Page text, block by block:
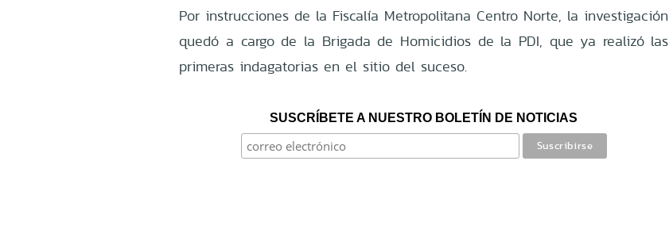
Por instrucciones de la Fiscalía Metropolitana Centro Norte, la investigación
quedó a cargo de la Brigada de Homicidios de la PDI, que ya realizó las
primeras indagatorias en el sitio del suceso.
SUSCRÍBETE A NUESTRO BOLETÍN DE NOTICIAS